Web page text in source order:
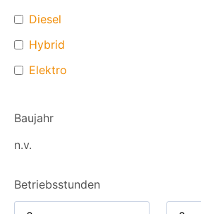
Diesel
Hybrid
Elektro
Baujahr
n.v.
Betriebsstunden